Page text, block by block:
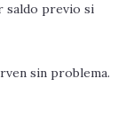
saldo previo si
sin problema.